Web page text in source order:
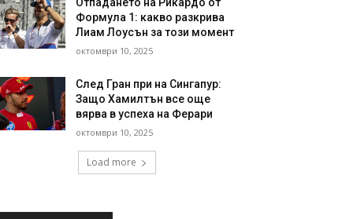
Отпадането на Рикардо от
Формула 1: какво разкрива
Лиам Лоусън за този момент
октомври 10, 2025
След Гран при на Сингапур:
Защо Хамилтън все още
вярва в успеха на Ферари
октомври 10, 2025
Load more